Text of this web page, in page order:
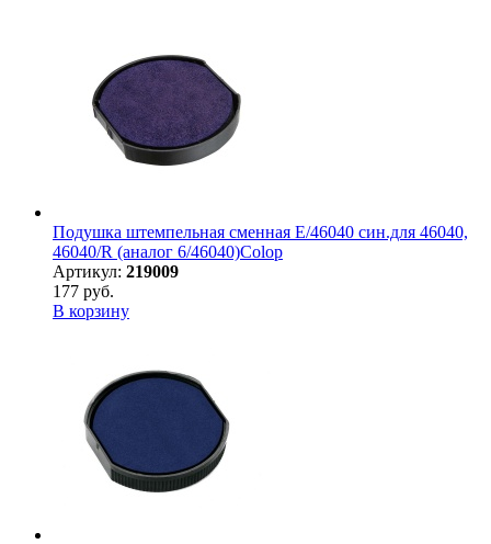
Подушка штемпельная сменная E/46040 син.для 46040,
46040/R (аналог 6/46040)Colop
Артикул: 219009
177 руб.
В корзину